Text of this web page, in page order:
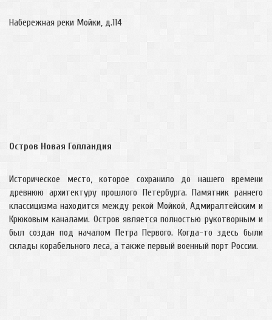
Набережная реки Мойки, д.114
Остров Новая Голландия
Историческое место, которое сохранило до нашего времени
древнюю архитектуру прошлого Петербурга. Памятник раннего
классицизма находится между рекой Мойкой, Адмиралтейским и
Крюковым каналами. Остров является полностью рукотворным и
был создан под началом Петра Первого. Когда-то здесь были
склады корабельного леса, а также первый военный порт России.